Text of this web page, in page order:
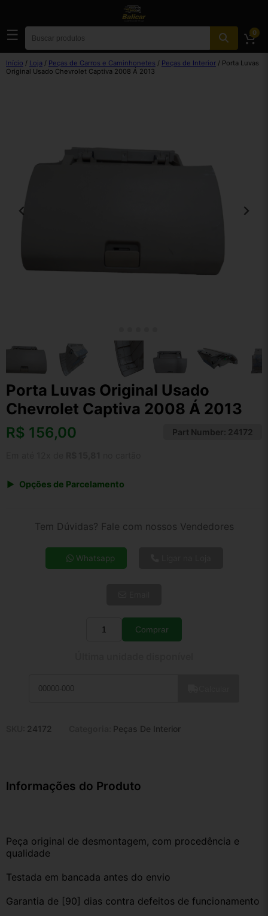
☰ 0
Início / Loja / Peças de Carros e Caminhonetes / Peças de Interior / Porta Luvas
Original Usado Chevrolet Captiva 2008 Á 2013
Porta Luvas Original Usado
Chevrolet Captiva 2008 Á 2013
R$ 156,00 Part Number: 24172
Opções de Parcelamento
4x de R$ 43,24
5x de R$ 35,04
Tem Dúvidas? Fale com nossos Vendedores
Whatsapp
Quantidade
Comprar
24172 Peças De Interior
Informações do Produto
Peça original de desmontagem, com procedência e
qualidade
Testada em bancada antes do envio
Garantia de [90] dias contra defeitos de funcionamento